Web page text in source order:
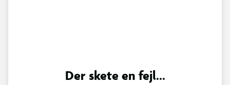
Der skete en fejl...